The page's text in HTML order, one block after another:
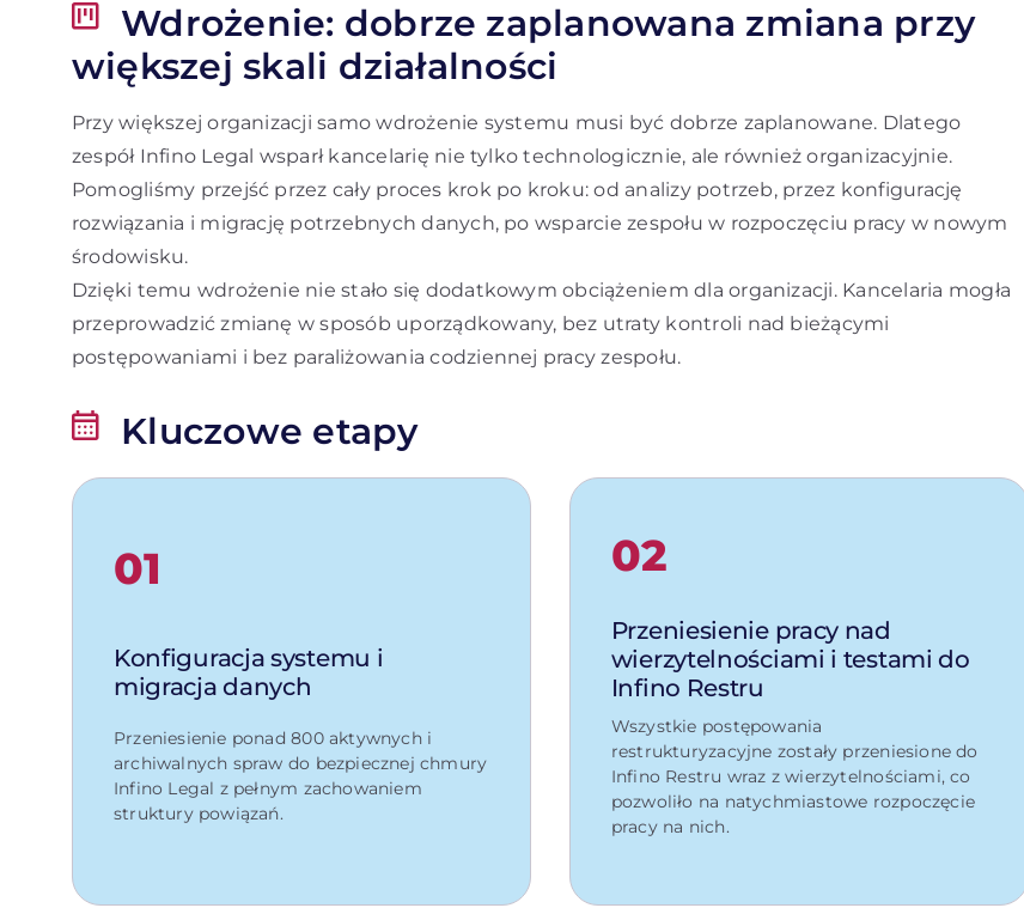
Wdrożenie: dobrze zaplanowana zmiana przy
większej skali działalności
Przy większej organizacji samo wdrożenie systemu musi być dobrze zaplanowane. Dlatego
zespół Infino Legal wsparł kancelarię nie tylko technologicznie, ale również organizacyjnie.
Pomogliśmy przejść przez cały proces krok po kroku: od analizy potrzeb, przez konfigurację
rozwiązania i migrację potrzebnych danych, po wsparcie zespołu w rozpoczęciu pracy w nowym
środowisku.
Dzięki temu wdrożenie nie stało się dodatkowym obciążeniem dla organizacji. Kancelaria mogła
przeprowadzić zmianę w sposób uporządkowany, bez utraty kontroli nad bieżącymi
postępowaniami i bez paraliżowania codziennej pracy zespołu.
Kluczowe etapy
01
Konfiguracja systemu i
migracja danych
Przeniesienie ponad 800 aktywnych i
archiwalnych spraw do bezpiecznej chmury
Infino Legal z pełnym zachowaniem
struktury powiązań.
02
Przeniesienie pracy nad
wierzytelnościami i testami do
Infino Restru
Wszystkie postępowania
restrukturyzacyjne zostały przeniesione do
Infino Restru wraz z wierzytelnościami, co
pozwoliło na natychmiastowe rozpoczęcie
pracy na nich.